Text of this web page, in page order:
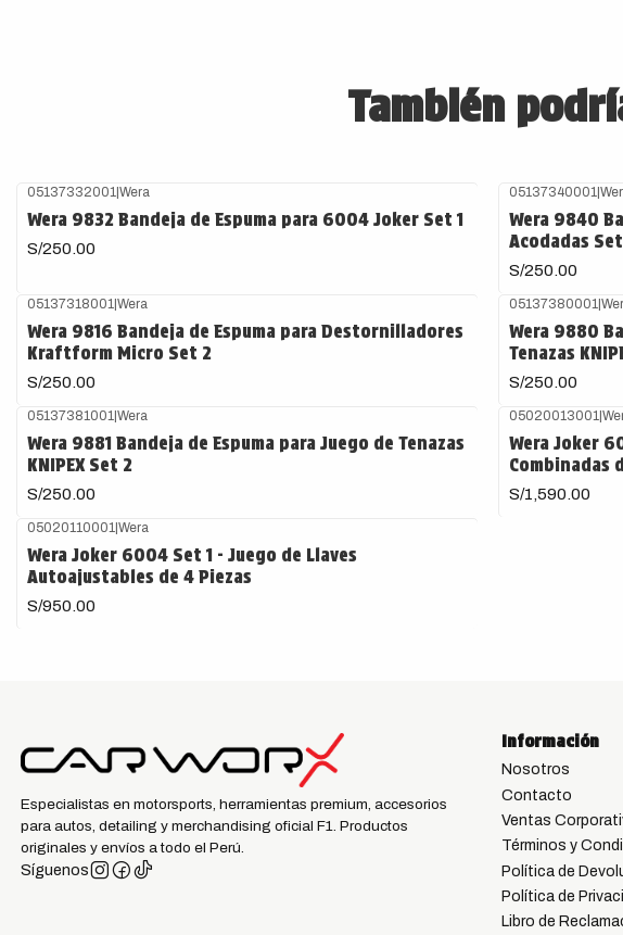
También
05137332001 |Wera
Wera 9832 Bandeja de Espuma para 6004 Joker Set 1
S/250.00
05137340001 |
Wera 9840
Acodadas Set
S/250.00
05137318001 |Wera
Wera 9816 Bandeja de Espuma para Destornilladores
Kraftform Micro Set 2
S/250.00
05137380001 |
Wera 9880
Tenazas
S/250.00
05137381001 |Wera
Wera 9881 Bandeja de Espuma para Juego de Tenazas
KNIPEX Set 2
S/250.00
05020013001 |
Wera Joker
Combinadas
S/1,590.00
05020110001 |Wera
Wera Joker 6004 Set 1 - Juego de Llaves
Autoajustables de 4 Piezas
S/950.00
Especialistas en motorsports, herramientas premium, accesorios
para autos, detailing y merchandising oficial F1. Productos
originales y envíos a todo el Perú.
Síguenos
Información
Nosotros
Contacto
Ventas
Términos y
Política de
Política de
Libro de